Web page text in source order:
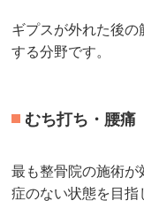
ギプスが外れた後の
する分野です。
むち打ち・腰痛
最も整骨院の施術が
症のない状態を目指